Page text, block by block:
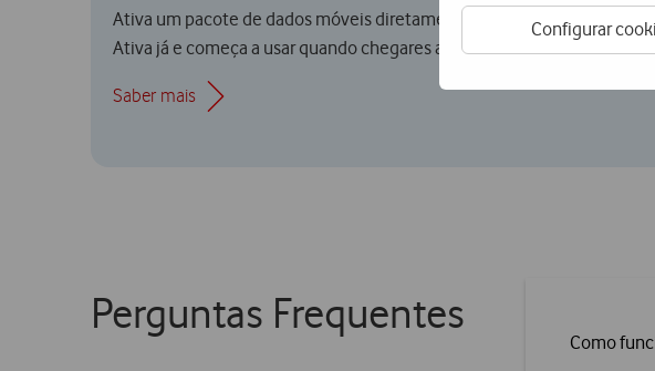
Configurar
Ativa um pacote de dados móveis diretamente no teu número. Não
Ativa já e começa a usar quando chegares ao teu destino.
Saber mais
Perguntas Frequentes
Como